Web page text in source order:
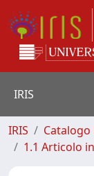
IRIS
IRIS Catalogo
1.1 Articolo